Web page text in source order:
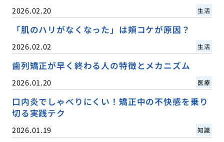
2026.02.20 生活
「肌のハリがなくなった」は頬コケが原因？
2026.02.02 生活
歯列矯正が早く終わる人の特徴とメカニズム
2026.01.20 医療
口内炎でしゃべりにくい！矯正中の不快感を乗り
切る実践テク
2026.01.19 知識